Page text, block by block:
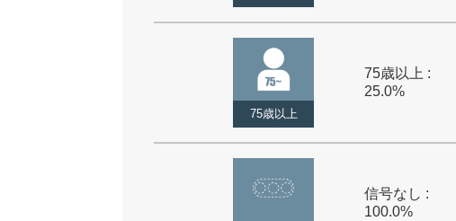
75歳以上
75歳以上 :
25.0%
信号なし :
100.0%